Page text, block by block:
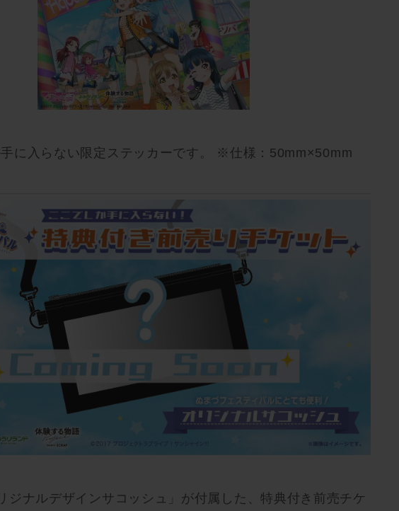
手に入らない限定ステッカーです。 ※仕様：50mm×50mm
ジナルデザインサコッシュ」が付属した、特典付き前売チケ